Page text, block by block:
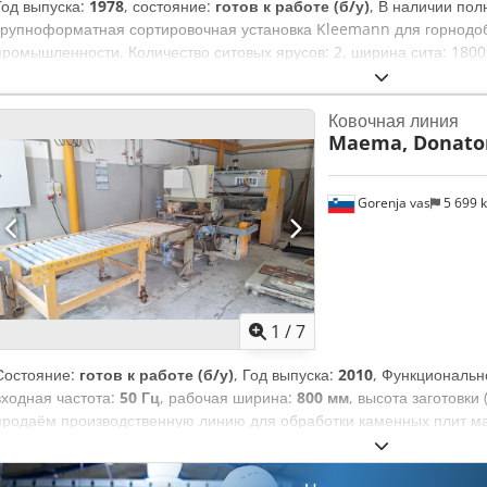
выпуска: 1978, состояние: готов к работе (б/у), В наличии
сортировочная установка Kleemann для
Количество ситовых ярусов: 2, ширина сита:
на ярус: 9,36 м², общая площадь сита: 18,72 м². Капитальный
вал, натяжные устройства и электродвигатель.
1 /7
Gorenja vas 5 699
Ковочная линия
Maema,
готов к работе (б/у), Год выпуска: 2010,
частота: 50 Гц, рабочая ширина: 800 мм, высота
производственную линию для обработки каменных плит
В комплект также входит устройство Donatoni для
плит. Линия находится в работе, возможна проверка.